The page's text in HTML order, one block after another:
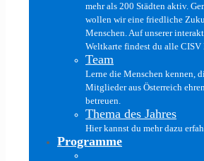
mehr als 200 Städten aktiv.
wollen wir eine friedliche
Menschen. Auf unserer
Weltkarte findest du alle CISV
Team
Lerne die Menschen kennen,
Mitglieder aus Österreich
betreuen.
Thema des Jahres
Hier kannst du mehr dazu
Programme